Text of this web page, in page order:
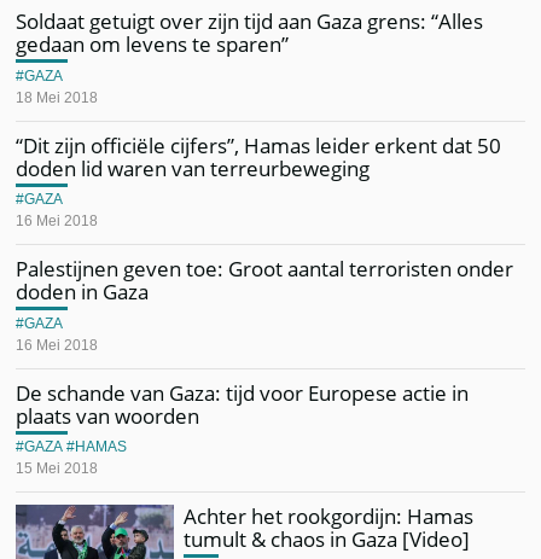
Soldaat getuigt over zijn tijd aan Gaza grens: “Alles
gedaan om levens te sparen”
18 Mei 2018
GAZA
“Dit zijn officiële cijfers”, Hamas leider erkent dat 50
doden lid waren van terreurbeweging
16 Mei 2018
GAZA
Palestijnen geven toe: Groot aantal terroristen onder
doden in Gaza
16 Mei 2018
GAZA
De schande van Gaza: tijd voor Europese actie in
plaats van woorden
15 Mei 2018
GAZA HAMAS
Achter het rookgordijn: Hamas
tumult & chaos in Gaza [Video]